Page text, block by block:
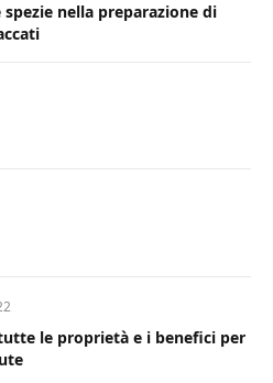
nella preparazione di
le proprietà e i benefici per